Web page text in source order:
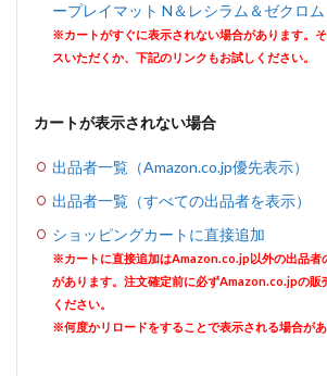
ープレイマット N＆レシラム＆ゼクロム
※カートがすぐに表示されない場合があります。
スいただくか、下記のリンクもお試しください。
カートが表示されない場合
出品者一覧（Amazon.co.jp優先表示）
出品者一覧（すべての出品者を表示）
ショッピングカートに直接追加
※カートに直接追加はAmazon.co.jp以外の出品者
があります。注文確定前に必ずAmazon.co.jpの販
ください。
※何度かリロードをすることで表示される場合があ